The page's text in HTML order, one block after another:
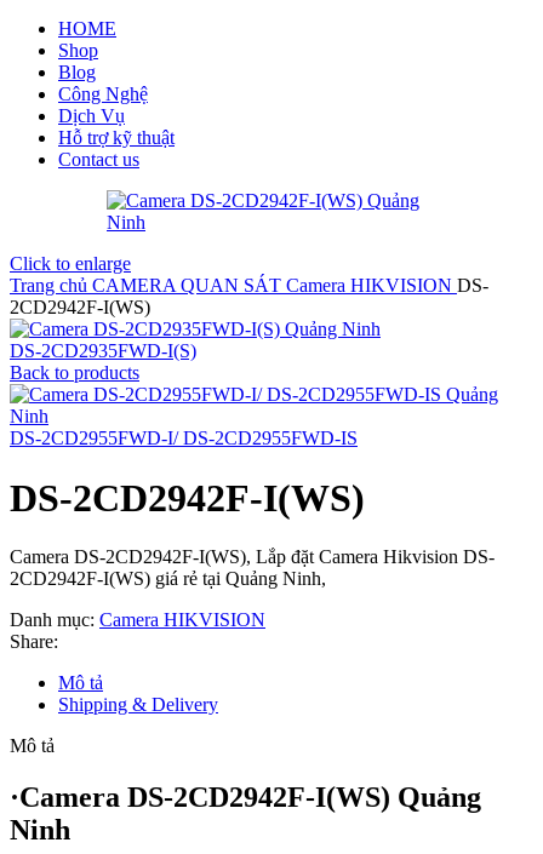
HOME
Shop
Blog
Công Nghệ
Dịch Vụ
Hỗ trợ kỹ thuật
Contact us
Click to enlarge
Trang chủ CAMERA QUAN SÁT Camera HIKVISION DS-
2CD2942F-I(WS)
DS-2CD2935FWD-I(S)
Back to products
DS-2CD2955FWD-I/ DS-2CD2955FWD-IS
DS-2CD2942F-I(WS)
Camera DS-2CD2942F-I(WS), Lắp đặt Camera Hikvision DS-
2CD2942F-I(WS) giá rẻ tại Quảng Ninh,
Danh mục: Camera HIKVISION
Share:
Mô tả
Shipping & Delivery
Mô tả
·Camera DS-2CD2942F-I(WS) Quảng
Ninh